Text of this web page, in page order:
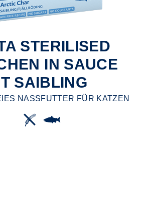
STERILISED
IN SAUCE
SAIBLING
NASSFUTTER FÜR KATZEN